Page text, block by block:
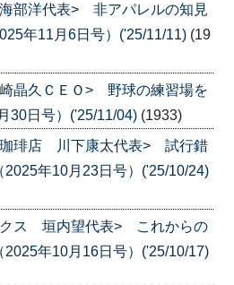
部洋代表> 非アパレルの知見
年11月6日号）('25/11/11) (19
晶久ＣＥＯ> 野球の練習場を
30日号）('25/11/04) (1933)
珈琲店 川下康太代表> 試行錯
年10月23日号）('25/10/24)
クス 垣内望代表> これからの
2025年10月16日号）('25/10/17)